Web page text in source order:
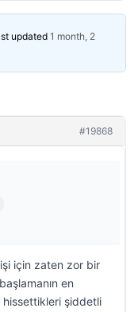
updated 1 month, 2
#19868
için zaten zor bir
en
hissettikleri şiddetli